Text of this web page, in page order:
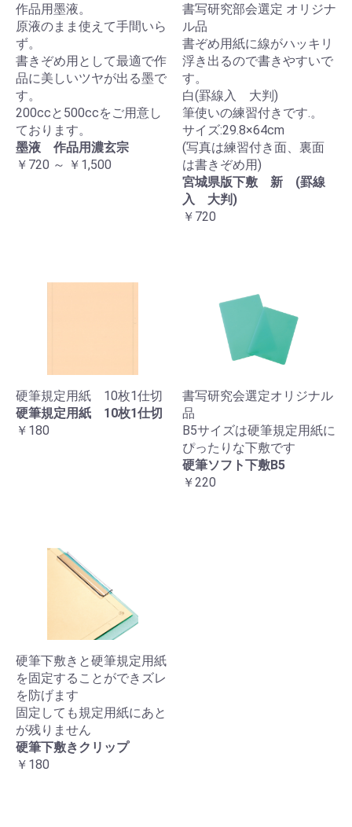
作品用墨液。
原液のまま使えて手間いら
ず。
書きぞめ用として最適で作
品に美しいツヤが出る墨で
す。
200ccと500ccをご用意し
ております。
墨液 作品用濃玄宗
￥720 ～ ￥1,500
書写研究部会選定 オリジナ
ル品
書ぞめ用紙に線がハッキリ
浮き出るので書きやすいで
す。
白(罫線入 大判)
筆使いの練習付きです.。
サイズ:29.8×64cm
(写真は練習付き面、裏面
は書きぞめ用)
宮城県版下敷 新 (罫線
入 大判)
￥720
硬筆規定用紙 10枚1仕切
硬筆規定用紙 10枚1仕切
￥180
書写研究会選定オリジナル
品
B5サイズは硬筆規定用紙に
ぴったりな下敷です
硬筆ソフト下敷B5
￥220
硬筆下敷きと硬筆規定用紙
を固定することができズレ
を防げます
固定しても規定用紙にあと
が残りません
硬筆下敷きクリップ
￥180